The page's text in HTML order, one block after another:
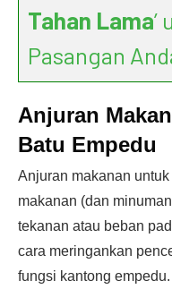
Tahan Lama’
Pasangan
Anjuran
Batu Empedu
Anjuran makanan
makanan (dan
tekanan atau beban
cara meringankan
fungsi kantong empedu.